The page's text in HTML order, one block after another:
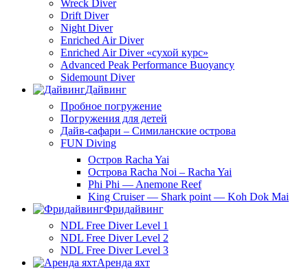
Wreck Diver
Drift Diver
Night Diver
Enriched Air Diver
Enriched Air Diver «сухой курс»
Advanced Peak Performance Buoyancy
Sidemount Diver
Дайвинг
Пробное погружение
Погружения для детей
Дайв-сафари – Симиланские острова
FUN Diving
Остров Racha Yai
Острова Racha Noi – Racha Yai
Phi Phi — Anemone Reef
King Cruiser — Shark point — Koh Dok Mai
Фридайвинг
NDL Free Diver Level 1
NDL Free Diver Level 2
NDL Free Diver Level 3
Аренда яхт